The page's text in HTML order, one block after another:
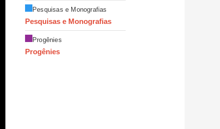
Pesquisas e Monografias
Pesquisas e Monografias
Progênies
Progênies